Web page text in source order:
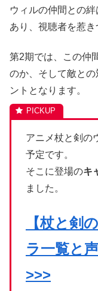
ウィルの仲間との
あり、視聴者を惹き
第2期では、この仲
のか、そして敵と
ントとなります。
アニメ杖と剣の
予定です。
そこに登場のキ
ました。
【杖と剣
ラ一覧と
>>>